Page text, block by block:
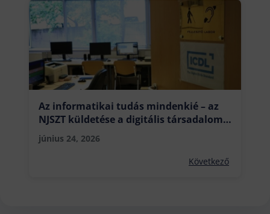
Az informatikai tudás mindenkié – az
NJSZT küldetése a digitális társadalom
építése
június 24, 2026
Következő